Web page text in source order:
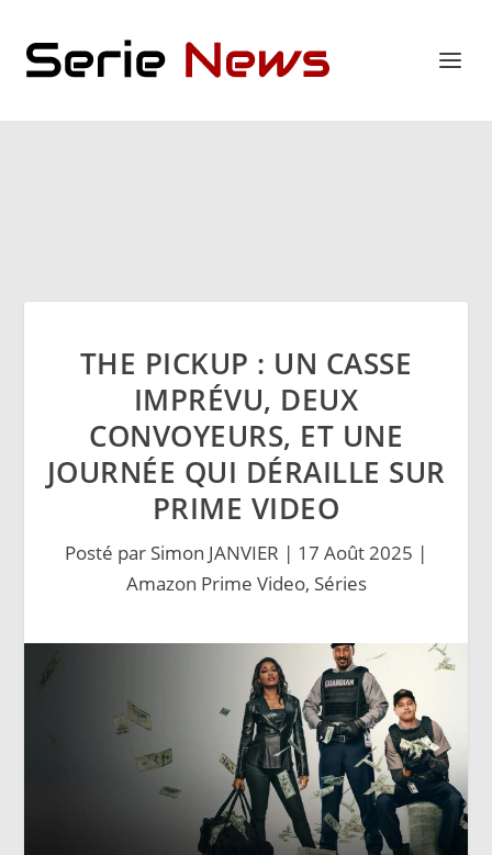
THE PICKUP : UN CASSE
IMPRÉVU, DEUX
CONVOYEURS, ET UNE
JOURNÉE QUI DÉRAILLE SUR
PRIME VIDEO
Posté par Simon JANVIER | 17 Août 2025 |
Amazon Prime Video, Séries